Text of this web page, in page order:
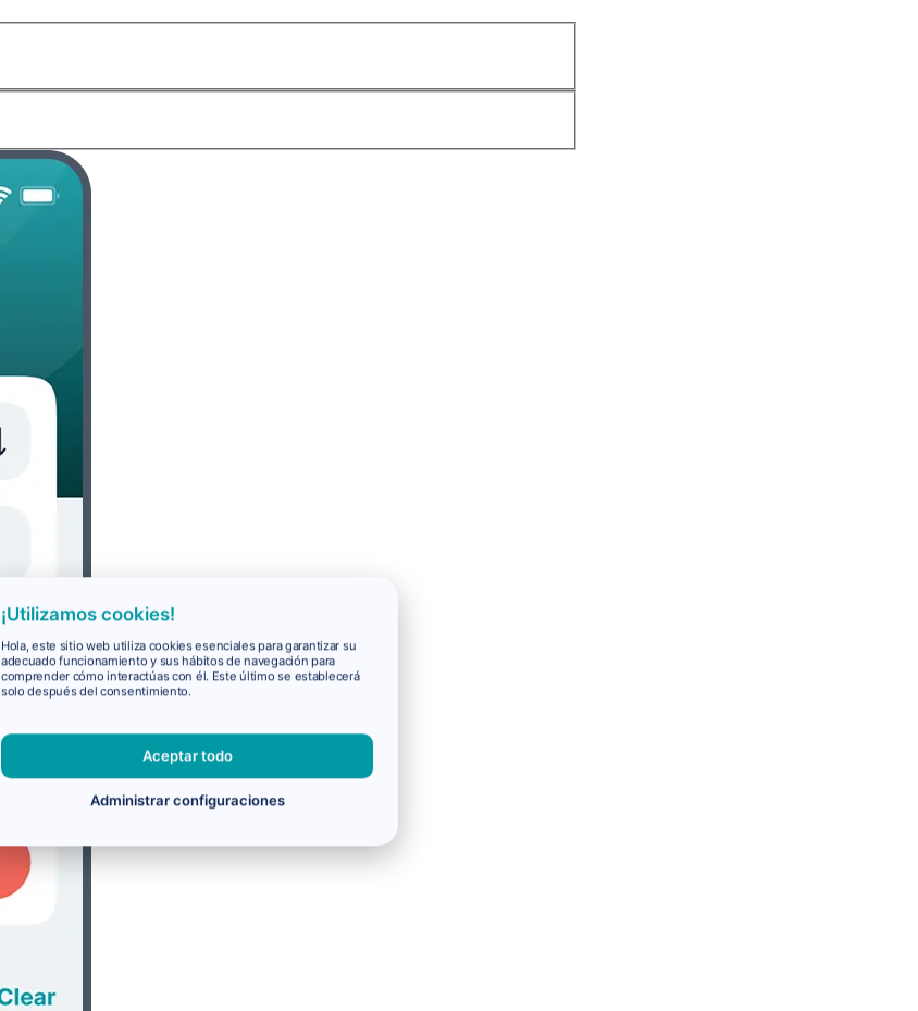
¡Utilizamos cookies!
Hola, este sitio web utiliza cookies esenciales para garantizar su
adecuado funcionamiento y sus hábitos de navegación para
comprender cómo interactúas con él. Este último se establecerá
solo después del consentimiento.
Aceptar todo
Administrar configuraciones